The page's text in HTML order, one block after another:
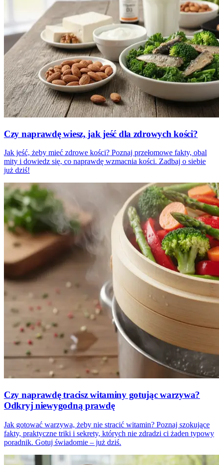
Czy naprawdę wiesz, jak jeść dla zdrowych kości?
Jak jeść, żeby mieć zdrowe kości? Poznaj przełomowe fakty, obal
mity i dowiedz się, co naprawdę wzmacnia kości. Zadbaj o siebie
już dziś!
Czy naprawdę tracisz witaminy gotując warzywa?
Odkryj niewygodną prawdę
Jak gotować warzywa, żeby nie stracić witamin? Poznaj szokujące
fakty, praktyczne triki i sekrety, których nie zdradzi ci żaden typowy
poradnik. Gotuj świadomie – już dziś.